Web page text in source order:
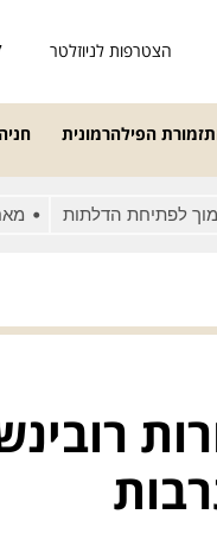
הצטרפות לניוזלטר
הפילהרמונית חניה
הדלתות מאחרים/